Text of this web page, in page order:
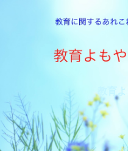
教育